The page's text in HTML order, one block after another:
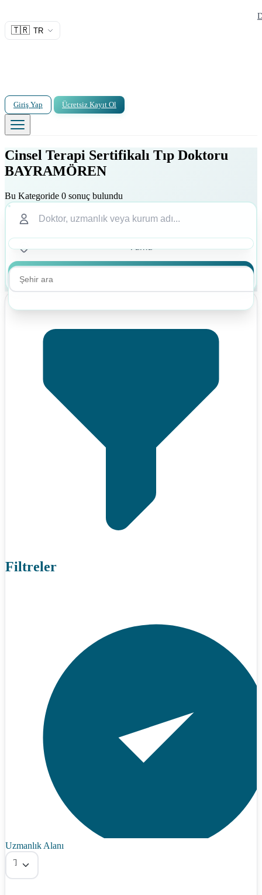
🇹🇷 TR
Giriş Yap Ücretsiz Kayıt Ol
Cinsel Terapi Sertifikalı Tıp Doktoru
BAYRAMÖREN
Bu Kategoride 0 sonuç bulundu
Filtreler
Uzmanlık Alanı
Tümü